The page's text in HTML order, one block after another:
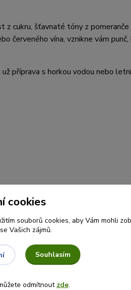
z cukru, šťavnaté tóny z pomeranče
červeného vína, vznikne vám
už příprava s horkou vodou nebo
látka: E 551), ibiškový
%
cookies
souborů cookies, aby Vám mohli
Vašich zájmů.
Souhlasím
odmítnout zde.